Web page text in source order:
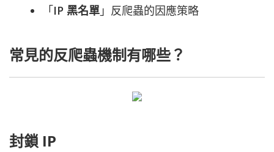
「IP 黑名單 」反爬蟲的因應策略
常見的反爬蟲機制有哪些？
封鎖 IP